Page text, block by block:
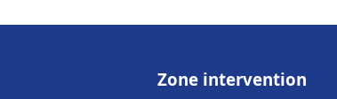
Zone intervention